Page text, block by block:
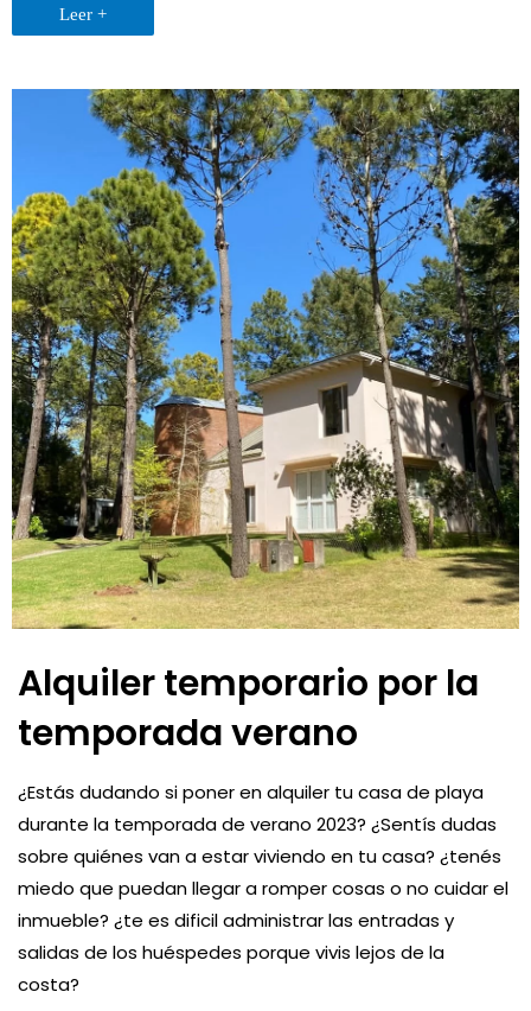
Leer +
Alquiler temporario por la
temporada verano
¿Estás dudando si poner en alquiler tu casa de playa
durante la temporada de verano 2023? ¿Sentís dudas
sobre quiénes van a estar viviendo en tu casa? ¿tenés
miedo que puedan llegar a romper cosas o no cuidar el
inmueble? ¿te es dificil administrar las entradas y
salidas de los huéspedes porque vivis lejos de la
costa?